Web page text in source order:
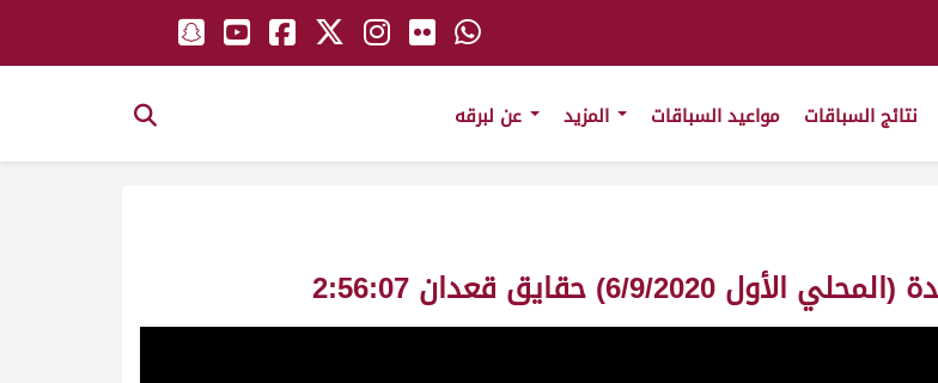
نتائج السباقات مواعيد السباقات